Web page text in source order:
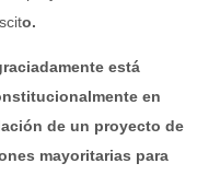
o.
está
en
de un proyecto de
mayoritarias para